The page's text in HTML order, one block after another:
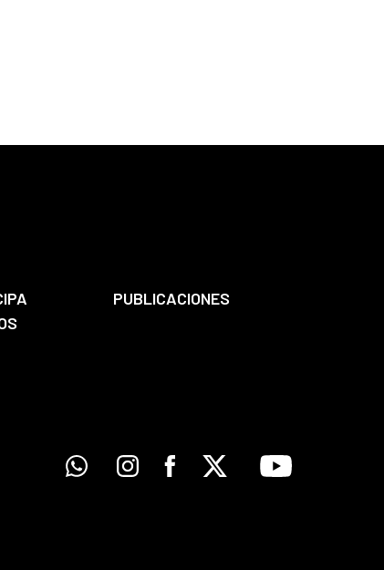
PUBLICACIONES
WhatsappInstagramFacebook
X Youtube